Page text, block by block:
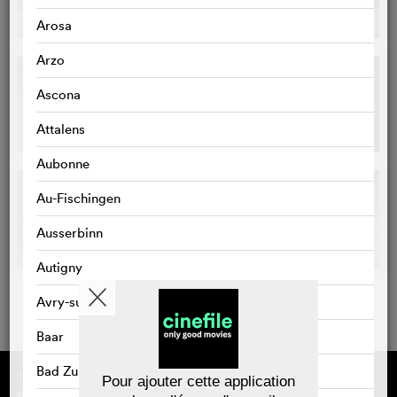
Arosa
Arzo
Ascona
Attalens
Aubonne
Au-Fischingen
Ausserbinn
Autigny
Avry-sur-Matran
Baar
Bad Zurzach
Sponsorisé par
À propos de cinefile
S'inscrire/s'abonner
Pour ajouter cette application